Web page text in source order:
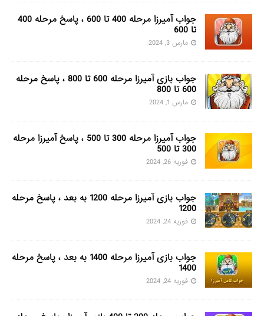
جواب آمیرزا مرحله 400 تا 600 ، پاسخ مرحله 400
تا 600
مارس 3, 2024
جواب بازی آمیرزا مرحله 600 تا 800 ، پاسخ مرحله
600 تا 800
مارس 1, 2024
جواب آمیرزا مرحله 300 تا 500 ، پاسخ آمیرزا مرحله
300 تا 500
فوریه 26, 2024
جواب بازی آمیرزا مرحله 1200 به بعد ، پاسخ مرحله
1200
فوریه 24, 2024
جواب بازی آمیرزا مرحله 1400 به بعد ، پاسخ مرحله
1400
فوریه 24, 2024